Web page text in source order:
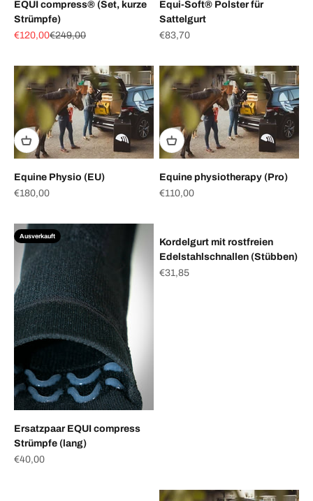
EQUI compress® (Set, kurze
Strümpfe)
Angebot
€120,00Regulärer Preis
€249,00
Equi-Soft® Polster für
Sattelgurt
Angebot
€83,70
Equine Physio (EU)
Angebot
€180,00
Equine physiotherapy (Pro)
Angebot
€110,00
Ausverkauft
Ersatzpaar EQUI compress
Strümpfe (lang)
Angebot
€40,00
Kordelgurt mit rostfreien
Edelstahlschnallen (Stübben)
Angebot
€31,85